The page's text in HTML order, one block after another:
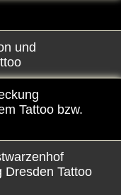
und
Tattoo bzw.
Dresden Tattoo